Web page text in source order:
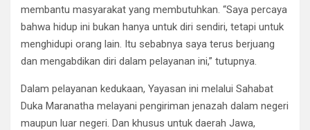
membantu masyarakat yang membutuhkan. “Saya percaya
bahwa hidup ini bukan hanya untuk diri sendiri, tetapi untuk
menghidupi orang lain. Itu sebabnya saya terus berjuang
dan mengabdikan diri dalam pelayanan ini,” tutupnya.
Dalam pelayanan kedukaan, Yayasan ini melalui Sahabat
Duka Maranatha melayani pengiriman jenazah dalam negeri
maupun luar negeri. Dan khusus untuk daerah Jawa,